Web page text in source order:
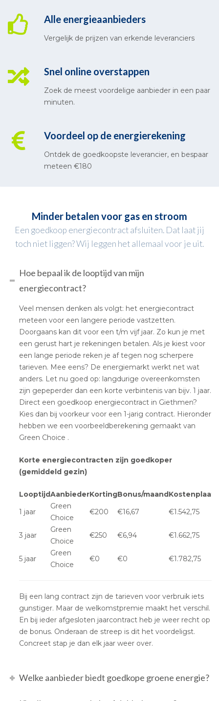
Alle energieaanbieders
Vergelijk de prijzen van erkende leveranciers
Snel online overstappen
Zoek de meest voordelige aanbieder in een paar
minuten.
Voordeel op de energierekening
Ontdek de goedkoopste leverancier, en bespaar
meteen €180
Minder betalen voor gas en stroom
Een goedkoop energiecontract afsluiten. Dat laat jij
toch niet liggen? Wij leggen het allemaal voor je uit.
Hoe bepaal ik de looptijd van mijn
energiecontract?
Veel mensen denken als volgt: het energiecontract
meteen voor een langere periode vastzetten.
Doorgaans kan dit voor een t/m vijf jaar. Zo kun je met
een gerust hart je rekeningen betalen. Als je kiest voor
een lange periode reken je af tegen nog scherpere
tarieven. Mee eens? De energiemarkt werkt net wat
anders. Let nu goed op: langdurige overeenkomsten
zijn gepeperder dan een korte verbintenis van bijv. 1 jaar.
Direct een goedkoop energiecontract in Giethmen?
Kies dan bij voorkeur voor een 1-jarig contract. Hieronder
hebben we een voorbeeldberekening gemaakt van
Green Choice .
Korte energiecontracten zijn goedkoper
(gemiddeld gezin)
LooptijdAanbiederKortingBonus/maand
1 jaar
Green
Choice
€200 €16,67 €1.542,75
3 jaar
Green
Choice
€250 €6,94 €1.662,75
5 jaar
Green
Choice
€0 €0 €1.782,75
Bij een lang contract zijn de tarieven voor verbruik iets
gunstiger. Maar de welkomstpremie maakt het verschil.
En bij ieder afgesloten jaarcontract heb je weer recht op
de bonus. Onderaan de streep is dit het voordeligst.
Concreet stap je dan elk jaar weer over.
Welke aanbieder biedt goedkope groene energie?